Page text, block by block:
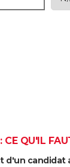
CE QU'IL
d'un candidat